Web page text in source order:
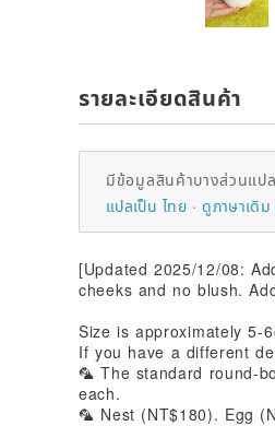
รายละเอียดสินค้า
มีข้อมูลสินค้าบางส่วนแป
แปลเป็น ไทย
ดูภาษาเดิ
[Updated 2025/12/08:
cheeks and no blush.
Size is approximately 5-
If you have a different
🦜 The standard round-
each.
🦜 Nest (NT$180). Egg